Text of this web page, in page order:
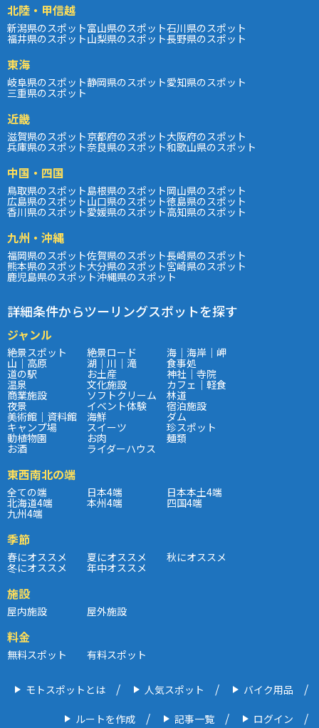
北陸・甲信越
新潟県のスポット富山県のスポット石川県のスポット
福井県のスポット山梨県のスポット長野県のスポット
東海
岐阜県のスポット静岡県のスポット愛知県のスポット
三重県のスポット
近畿
滋賀県のスポット京都府のスポット大阪府のスポット
兵庫県のスポット奈良県のスポット和歌山県のスポット
中国・四国
鳥取県のスポット島根県のスポット岡山県のスポット
広島県のスポット山口県のスポット徳島県のスポット
香川県のスポット愛媛県のスポット高知県のスポット
九州・沖縄
福岡県のスポット佐賀県のスポット長崎県のスポット
熊本県のスポット大分県のスポット宮崎県のスポット
鹿児島県のスポット沖縄県のスポット
詳細条件からツーリングスポットを探す
ジャンル
絶景スポット 絶景ロード 海｜海岸｜岬
山｜高原 湖｜川｜滝 食事処
道の駅 お土産 神社｜寺院
温泉 文化施設 カフェ｜軽食
商業施設 ソフトクリーム 林道
夜景 イベント体験 宿泊施設
美術館｜資料館 海鮮 ダム
キャンプ場 スイーツ 珍スポット
動植物園 お肉 麺類
お酒 ライダーハウス
東西南北の端
全ての端 日本4端 日本本土4端
北海道4端 本州4端 四国4端
九州4端
季節
春にオススメ 夏にオススメ 秋にオススメ
冬にオススメ 年中オススメ
施設
屋内施設 屋外施設
料金
無料スポット 有料スポット
モトスポットとは 人気スポット バイク用品
ルートを作成 記事一覧 ログイン